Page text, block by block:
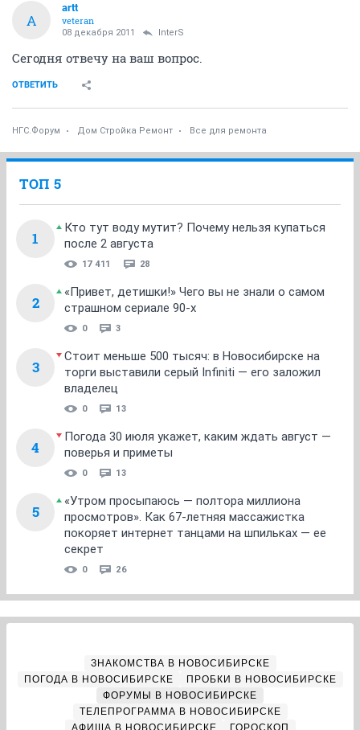
A
artt
veteran
08 декабря 2011 InterS
Сегодня отвечу на ваш вопрос.
ОТВЕТИТЬ
НГС.Форум Дом Стройка Ремонт Все для ремонта
ТОП 5
1
Кто тут воду мутит? Почему нельзя купаться
после 2 августа
17 411 28
2
«Привет, детишки!» Чего вы не знали о самом
страшном сериале 90-х
0 3
3
Стоит меньше 500 тысяч: в Новосибирске на
торги выставили серый Infiniti — его заложил
владелец
0 13
4
Погода 30 июля укажет, каким ждать август —
поверья и приметы
0 13
5
«Утром просыпаюсь — полтора миллиона
просмотров». Как 67-летняя массажистка
покоряет интернет танцами на шпильках — ее
секрет
0 26
ЗНАКОМСТВА В НОВОСИБИРСКЕ
ПОГОДА В НОВОСИБИРСКЕ
ПРОБКИ В НОВОСИБИРСКЕ
ФОРУМЫ В НОВОСИБИРСКЕ
ТЕЛЕПРОГРАММА В НОВОСИБИРСКЕ
АФИША В НОВОСИБИРСКЕ
ГОРОСКОП